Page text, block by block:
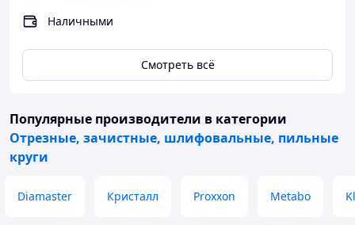
Наличными
Смотреть всё
Популярные производители в категории
Отрезные, зачистные, шлифовальные, пильные
круги
Diamaster Кристалл Proxxon Metabo